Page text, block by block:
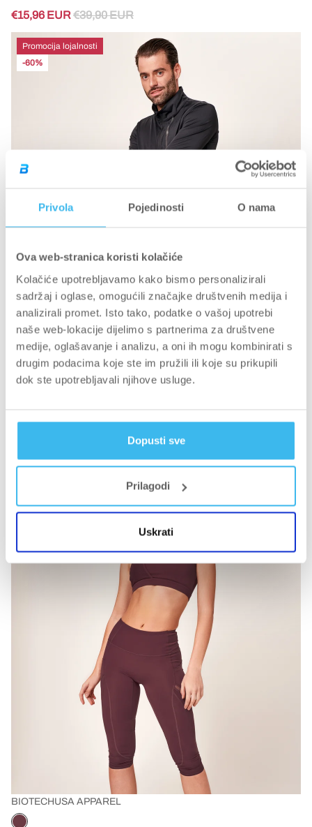
Privola Pojedinosti O nama
Ova web-stranica koristi kolačiće
Kolačiće upotrebljavamo kako bismo personalizirali
sadržaj i oglase, omogućili značajke društvenih medija i
analizirali promet. Isto tako, podatke o vašoj upotrebi
naše web-lokacije dijelimo s partnerima za društvene
medije, oglašavanje i analizu, a oni ih mogu kombinirati s
drugim podacima koje ste im pružili ili koje su prikupili
dok ste upotrebljavali njihove usluge.
Dopusti sve
Prilagodi
Uskrati
€15,96 EUR €39,90 EUR
Promocija lojalnosti
-60%
BIOTECHUSA APPAREL
TREVOR Muški gornji dio s patentnim zatvaračem
€44,90 EUR
BIOTECHUSA APPAREL